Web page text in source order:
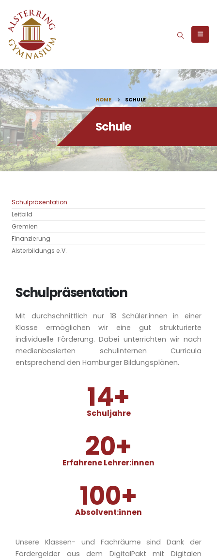
HOME SCHULE
Schule
Schulpräsentation
Mit durchschnittlich nur 18 Schüler:innen in einer
Klasse ermöglichen wir eine gut strukturierte
individuelle Förderung. Dabei unterrichten wir nach
medienbasierten schulinternen Curricula
entsprechend den Hamburger Bildungsplänen.
14+
Schuljahre
20+
Erfahrene Lehrer:innen
100+
Absolvent:innen
Unsere Klassen- und Fachräume sind Dank der
Fördergelder aus dem DigitalPakt mit Digitalen
Schulpräsentation
Leitbild
Gremien
Finanzierung
Alsterbildungs e.V.